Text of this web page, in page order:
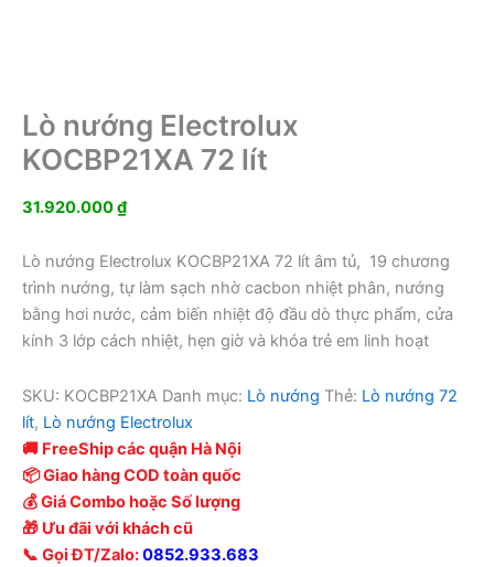
Lò nướng Electrolux
KOCBP21XA 72 lít
31.920.000₫
Lò nướng Electrolux KOCBP21XA 72 lít âm tủ, 19 chương
trình nướng, tự làm sạch nhờ cacbon nhiệt phân, nướng
bằng hơi nước, cảm biến nhiệt độ đầu dò thực phẩm, cửa
kính 3 lớp cách nhiệt, hẹn giờ và khóa trẻ em linh hoạt
SKU: KOCBP21XA Danh mục: Lò nướng Thẻ: Lò nướng 72
lít, Lò nướng Electrolux
🚚 FreeShip các quận Hà Nội
📦 Giao hàng COD toàn quốc
💰 Giá Combo hoặc Số lượng
🎁 Ưu đãi với khách cũ
📞 Gọi ĐT/Zalo:0852.933.683